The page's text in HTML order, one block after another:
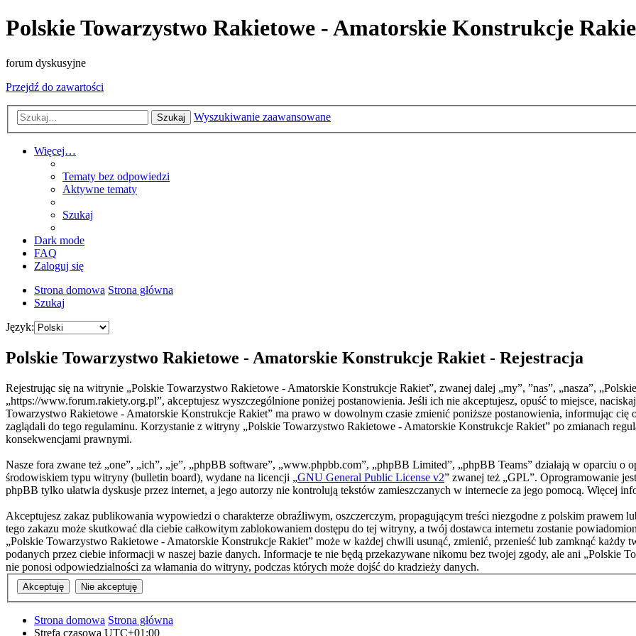
Polskie Towarzystwo Rakietowe - Amatorskie Konstrukcje
forum dyskusyjne
Przejdź do zawartości
Szukaj Wyszukiwanie zaawansowane
Więcej…
Tematy bez odpowiedzi
Aktywne tematy
Szukaj
Dark mode
FAQ
Zaloguj się
Strona domowa Strona główna
Szukaj
Język:
Polskie Towarzystwo Rakietowe - Amatorskie Konstrukcje Rakiet - Rejestracja
Rejestrując się na witrynie „Polskie Towarzystwo Rakietowe - Amatorskie Konstrukcje Rakiet”, zwanej dalej „my”, ”nas”, „nasza”,
„https://www.forum.rakiety.org.pl”, akceptujesz wyszczególnione poniżej postanowienia. Jeśli ich nie akceptujesz, opuść to miejsce,
Towarzystwo Rakietowe - Amatorskie Konstrukcje Rakiet” ma prawo w dowolnym czasie zmienić poniższe postanowienia, informując
zaglądali do tego regulaminu. Korzystanie z witryny „Polskie Towarzystwo Rakietowe - Amatorskie Konstrukcje Rakiet” po zmianach
konsekwencjami prawnymi.
Nasze fora zwane też „one”, „ich”, „je”, „phpBB software”, „www.phpbb.com”, „phpBB Limited”, „phpBB Teams” działają w oparciu
środowiskiem typu witryny (bulletin board), wydane na licencji „GNU General Public License v2” zwanej też „GPL”. Oprogramowanie
phpBB tylko ułatwia dyskusje przez internet, a jego autorzy nie kontrolują tekstów zamieszczanych w internecie za jego pomocą. Więcej
Akceptujesz zakaz publikowania wypowiedzi o charakterze obraźliwym, oszczerczym, propagującym treści niezgodne z polskim prawem
tego zakazu może skutkować dla ciebie całkowitym zablokowaniem dostępu do tej witryny, a twój dostawca internetu zostanie
„Polskie Towarzystwo Rakietowe - Amatorskie Konstrukcje Rakiet” może w każdej chwili usunąć, zmienić, przenieść lub zamknąć każdy
podanych przez ciebie informacji w naszej bazie danych. Informacje te nie będą przekazywane nikomu bez twojej zgody, ale ani „Polskie
nie ponosi odpowiedzialności za włamania do witryny, podczas których może dojść do kradzieży danych.
Strona domowa Strona główna
Strefa czasowa UTC+01:00